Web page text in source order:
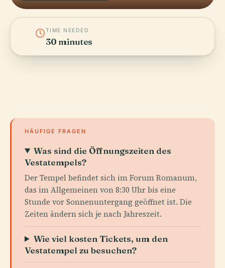
TIME NEEDED
30 minutes
HÄUFIGE FRAGEN
Was sind die Öffnungszeiten des
Vestatempels?
Der Tempel befindet sich im Forum Romanum,
das im Allgemeinen von 8:30 Uhr bis eine
Stunde vor Sonnenuntergang geöffnet ist. Die
Zeiten ändern sich je nach Jahreszeit.
Wie viel kosten Tickets, um den
Vestatempel zu besuchen?